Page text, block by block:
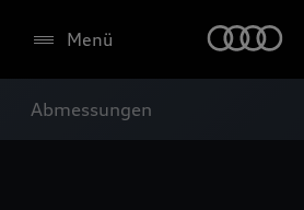
Menü
Abmessungen